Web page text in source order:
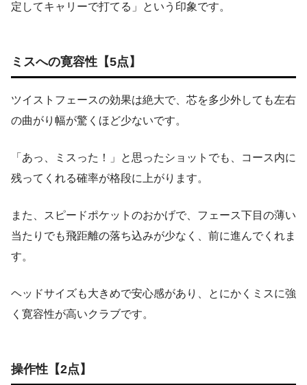
定してキャリーで打てる」という印象です。
ミスへの寛容性【5点】
ツイストフェースの効果は絶大で、芯を多少外しても左右
の曲がり幅が驚くほど少ないです。
「あっ、ミスった！」と思ったショットでも、コース内に
残ってくれる確率が格段に上がります。
また、スピードポケットのおかげで、フェース下目の薄い
当たりでも飛距離の落ち込みが少なく、前に進んでくれま
す。
ヘッドサイズも大きめで安心感があり、とにかくミスに強
く寛容性が高いクラブです。
操作性【2点】